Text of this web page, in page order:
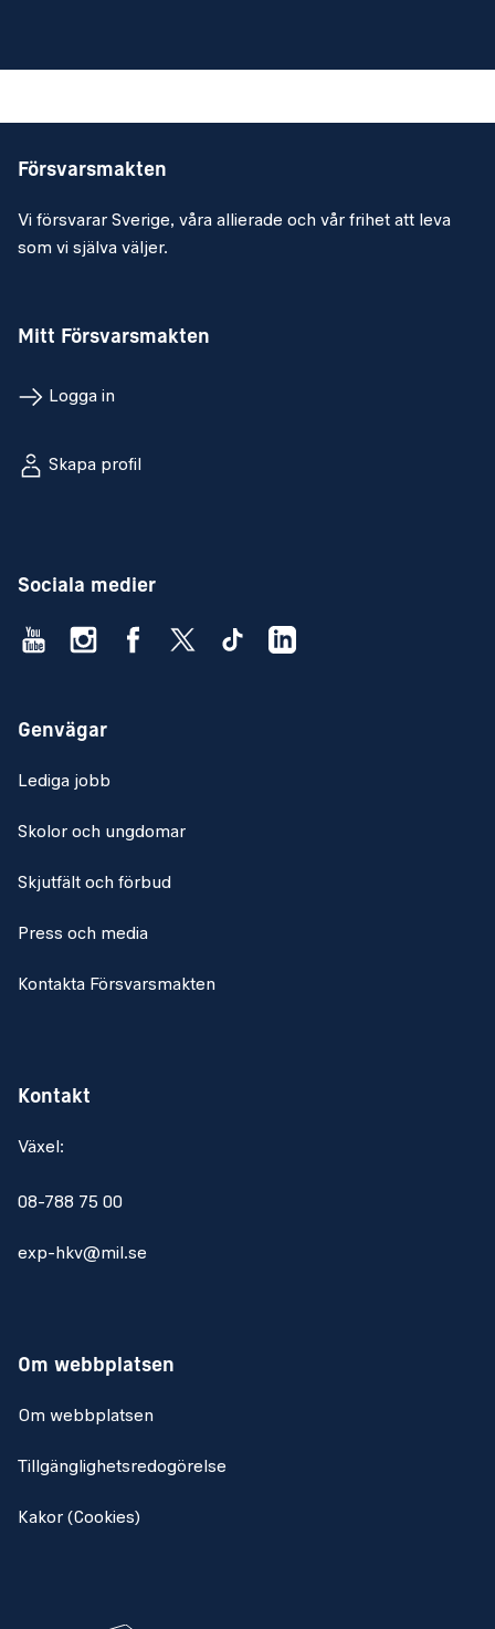
Försvarsmakten
Vi försvarar Sverige, våra allierade och vår frihet att leva
som vi själva väljer.
Mitt Försvarsmakten
Logga in
Skapa profil
Sociala medier
Genvägar
Lediga jobb
Skolor och ungdomar
Skjutfält och förbud
Press och media
Kontakta Försvarsmakten
Kontakt
Växel:
08-788 75 00
exp-hkv@mil.se
Om webbplatsen
Om webbplatsen
Tillgänglighetsredogörelse
Kakor (Cookies)